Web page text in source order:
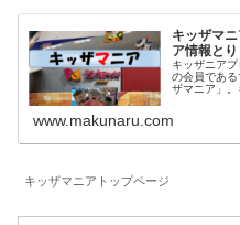
キッザマ
ア情報と
キッザニア
の会員であ
ザマニア」。
も記載した
得な情報等を
www.makunaru.com
キッザマニアトップページ